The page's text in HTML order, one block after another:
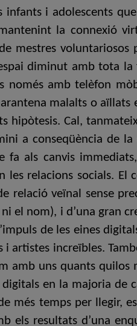
i adolescents
la connexió
mestres voluntariosos
diminut amb tota
amb telèfon
malalts o aïllats
hipòtesis. Cal,
a conseqüència de
als canvis
relacions socials. El
relació veïnal sense
el nom), i d’una gran
de les eines
artistes increïbles.
amb uns quants quilos
en la majoria de
més temps per llegir,
resultats d’una